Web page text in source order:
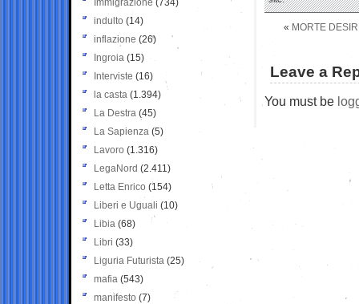
« MORTE
Leave a
You must be
Immigrazione (734)
indulto (14)
inflazione (26)
Ingroia (15)
Interviste (16)
la casta (1.394)
La Destra (45)
La Sapienza (5)
Lavoro (1.316)
LegaNord (2.411)
Letta Enrico (154)
Liberi e Uguali (10)
Libia (68)
Libri (33)
Liguria Futurista (25)
mafia (543)
manifesto (7)